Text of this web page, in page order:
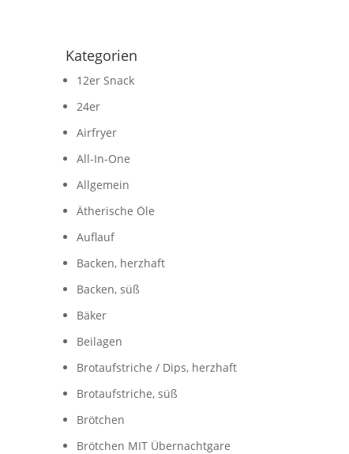
Kategorien
12er Snack
24er
Airfryer
All-In-One
Allgemein
Ätherische Öle
Auflauf
Backen, herzhaft
Backen, süß
Bäker
Beilagen
Brotaufstriche / Dips, herzhaft
Brotaufstriche, süß
Brötchen
Brötchen MIT Übernachtgare